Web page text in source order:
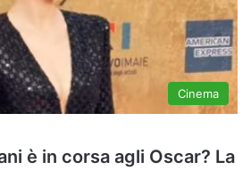
Cinema
è in corsa agli Oscar? La